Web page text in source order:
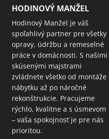
HODINOVÝ MANŽEL
Hodinový Manžel je váš
spoľahlivý partner pre všetky
opravy, údržbu a remeselné
práce v domácnosti. S našimi
skúsenými majstrami
zvládnete všetko od montáže
nábytku až po náročné
rekonštrukcie. Pracujeme
rýchlo, kvalitne a s úsmevom
– vaša spokojnosť je pre nás
prioritou.